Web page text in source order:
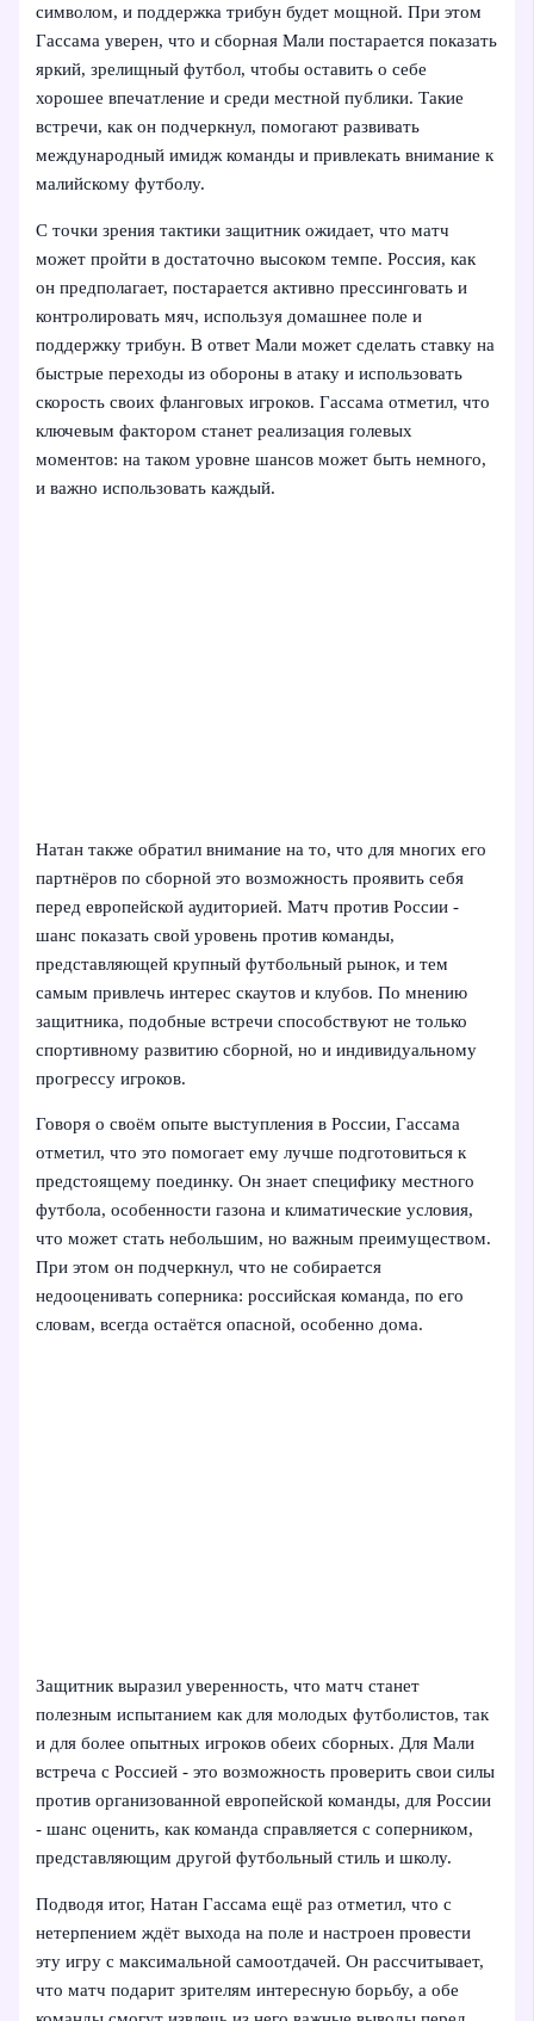
символом, и поддержка трибун будет мощной. При этом
Гассама уверен, что и сборная Мали постарается показать
яркий, зрелищный футбол, чтобы оставить о себе
хорошее впечатление и среди местной публики. Такие
встречи, как он подчеркнул, помогают развивать
международный имидж команды и привлекать внимание к
малийскому футболу.
С точки зрения тактики защитник ожидает, что матч
может пройти в достаточно высоком темпе. Россия, как
он предполагает, постарается активно прессинговать и
контролировать мяч, используя домашнее поле и
поддержку трибун. В ответ Мали может сделать ставку на
быстрые переходы из обороны в атаку и использовать
скорость своих фланговых игроков. Гассама отметил, что
ключевым фактором станет реализация голевых
моментов: на таком уровне шансов может быть немного,
и важно использовать каждый.
Натан также обратил внимание на то, что для многих его
партнёров по сборной это возможность проявить себя
перед европейской аудиторией. Матч против России -
шанс показать свой уровень против команды,
представляющей крупный футбольный рынок, и тем
самым привлечь интерес скаутов и клубов. По мнению
защитника, подобные встречи способствуют не только
спортивному развитию сборной, но и индивидуальному
прогрессу игроков.
Говоря о своём опыте выступления в России, Гассама
отметил, что это помогает ему лучше подготовиться к
предстоящему поединку. Он знает специфику местного
футбола, особенности газона и климатические условия,
что может стать небольшим, но важным преимуществом.
При этом он подчеркнул, что не собирается
недооценивать соперника: российская команда, по его
словам, всегда остаётся опасной, особенно дома.
Защитник выразил уверенность, что матч станет
полезным испытанием как для молодых футболистов, так
и для более опытных игроков обеих сборных. Для Мали
встреча с Россией - это возможность проверить свои силы
против организованной европейской команды, для России
- шанс оценить, как команда справляется с соперником,
представляющим другой футбольный стиль и школу.
Подводя итог, Натан Гассама ещё раз отметил, что с
нетерпением ждёт выхода на поле и настроен провести
эту игру с максимальной самоотдачей. Он рассчитывает,
что матч подарит зрителям интересную борьбу, а обе